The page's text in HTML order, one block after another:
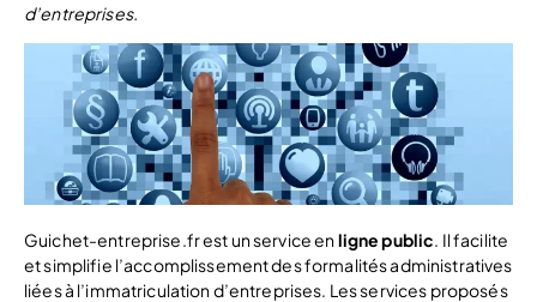
d’entreprises.
Guichet-entreprise.fr est un service enligne public. Il facilite
et simplifie l’accomplissement des formalités administratives
liées à l’immatriculation d’entreprises. Les services proposés